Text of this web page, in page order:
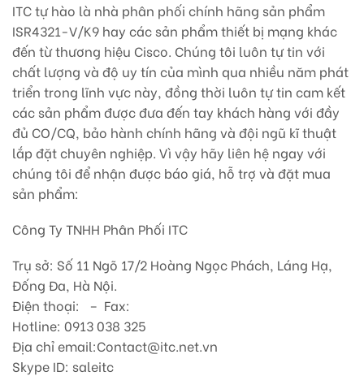
ITC tự hào là nhà phân phối chính hãng sản phẩm
ISR4321-V/K9 hay các sản phẩm thiết bị mạng khác
đến từ thương hiệu Cisco. Chúng tôi luôn tự tin với
chất lượng và độ uy tín của mình qua nhiều năm phát
triển trong lĩnh vực này, đồng thời luôn tự tin cam kết
các sản phẩm được đưa đến tay khách hàng với đầy
đủ CO/CQ, bảo hành chính hãng và đội ngũ kĩ thuật
lắp đặt chuyên nghiệp. Vì vậy hãy liên hệ ngay với
chúng tôi để nhận được báo giá, hỗ trợ và đặt mua
sản phẩm:
Công Ty TNHH Phân Phối ITC
Trụ sở: Số 11 Ngõ 17/2 Hoàng Ngọc Phách, Láng Hạ,
Đống Đa, Hà Nội.
Điện thoại: – Fax:
Hotline: 0913 038 325
Địa chỉ email:Contact@itc.net.vn
Skype ID: saleitc